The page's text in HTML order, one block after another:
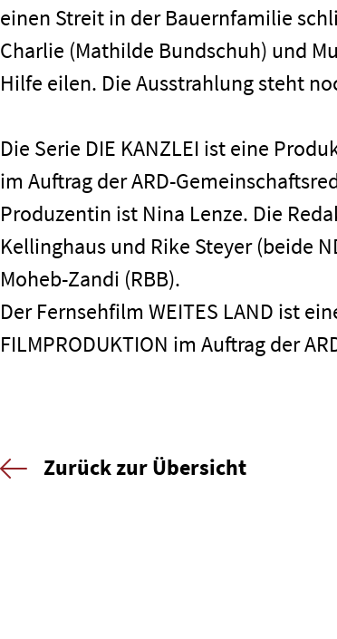
einen Streit in der Bauernfamilie
Charlie (Mathilde Bundschuh) und
Hilfe eilen. Die Ausstrahlung steht
Die Serie DIE KANZLEI ist eine
im Auftrag der ARD-
Produzentin ist Nina Lenze. Die
Kellinghaus und Rike Steyer (beide
Moheb-Zandi (RBB).
Der Fernsehfilm WEITES LAND ist
FILMPRODUKTION im Auftrag der
Zurück zur Übersicht
Karriere
Newsletter Datenschutz